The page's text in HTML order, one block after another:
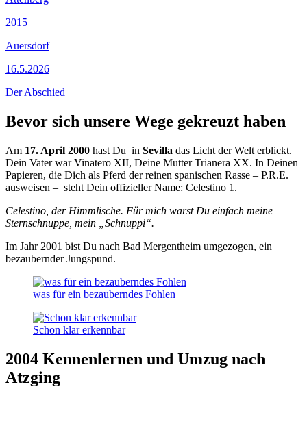
2015
Auersdorf
16.5.2026
Der Abschied
Bevor sich unsere Wege gekreuzt haben
Am 17. April 2000 hast Du in Sevilla das Licht der Welt erblickt.
Dein Vater war Vinatero XII, Deine Mutter Trianera XX. In Deinen
Papieren, die Dich als Pferd der reinen spanischen Rasse – P.R.E.
ausweisen – steht Dein offizieller Name: Celestino 1.
Celestino, der Himmlische. Für mich warst Du einfach meine
Sternschnuppe, mein „Schnuppi“.
Im Jahr 2001 bist Du nach Bad Mergentheim umgezogen, ein
bezaubernder Jungspund.
was für ein bezauberndes Fohlen
Schon klar erkennbar
2004 Kennenlernen und Umzug nach
Atzging